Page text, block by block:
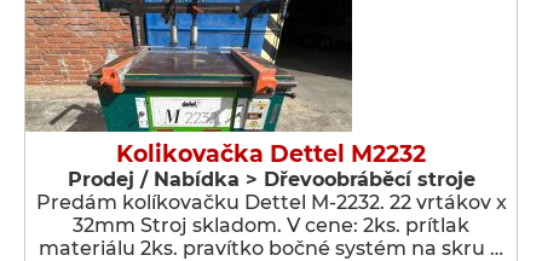
Kolikovačka Dettel M2232
Prodej / Nabídka > Dřevoobráběcí stroje
Predám kolíkovačku Dettel M-2232. 22 vrtákov x
32mm Stroj skladom. V cene: 2ks. prítlak
materiálu 2ks. pravítko bočné systém na skru …